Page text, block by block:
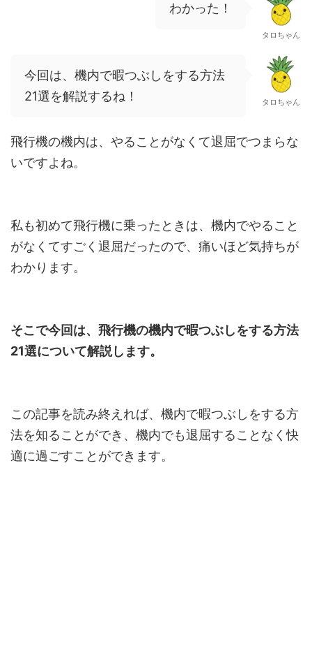
わかった！
タロちゃん
今回は、機内で暇つぶしをする方法
21選を解説するね！
タロちゃん
飛行機の機内は、やることがなくて退屈でつまらな
いですよね。
私も初めて飛行機に乗ったときは、機内でやること
がなくてすごく退屈だったので、痛いほど気持ちが
わかります。
そこで今回は、飛行機の機内で暇つぶしをする方法
21選について解説します。
この記事を読み終えれば、機内で暇つぶしをする方
法を知ることができ、機内でも退屈することなく快
適に過ごすことができます。